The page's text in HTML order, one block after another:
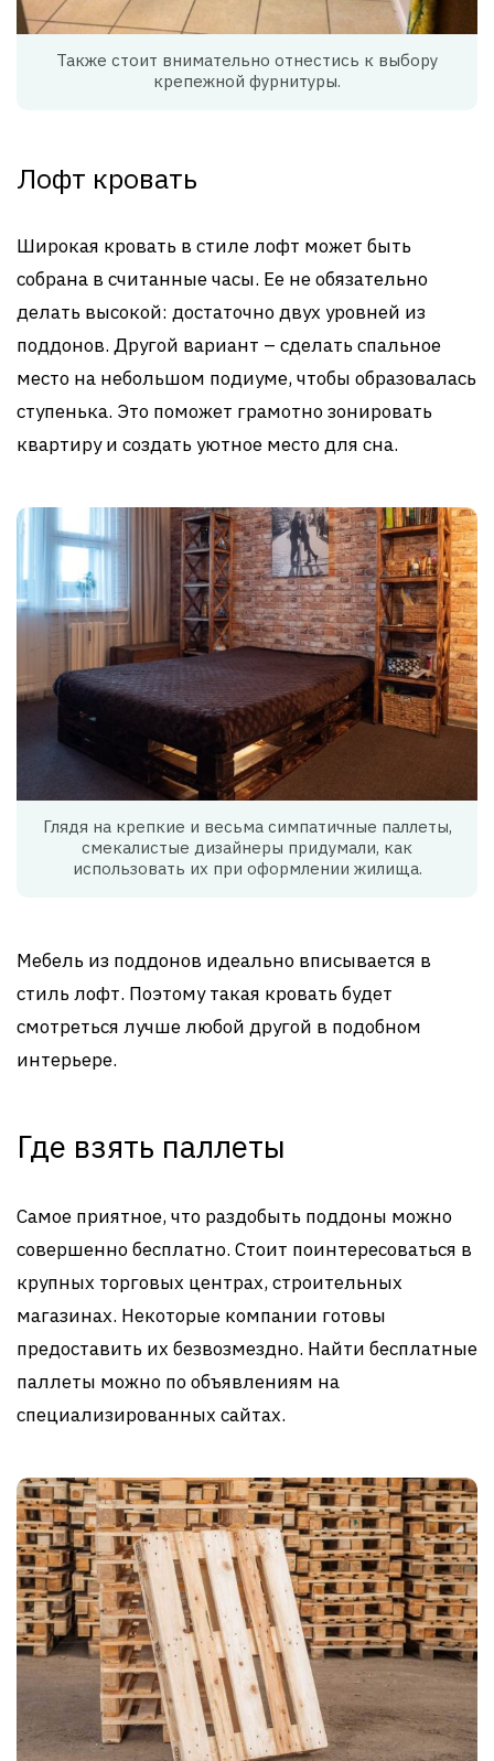
Также стоит внимательно отнестись к выбору
крепежной фурнитуры.
Лофт кровать
Широкая кровать в стиле лофт может быть
собрана в считанные часы. Ее не обязательно
делать высокой: достаточно двух уровней из
поддонов. Другой вариант – сделать спальное
место на небольшом подиуме, чтобы образовалась
ступенька. Это поможет грамотно зонировать
квартиру и создать уютное место для сна.
Глядя на крепкие и весьма симпатичные паллеты,
смекалистые дизайнеры придумали, как
использовать их при оформлении жилища.
Мебель из поддонов идеально вписывается в
стиль лофт. Поэтому такая кровать будет
смотреться лучше любой другой в подобном
интерьере.
Где взять паллеты
Самое приятное, что раздобыть поддоны можно
совершенно бесплатно. Стоит поинтересоваться в
крупных торговых центрах, строительных
магазинах. Некоторые компании готовы
предоставить их безвозмездно. Найти бесплатные
паллеты можно по объявлениям на
специализированных сайтах.